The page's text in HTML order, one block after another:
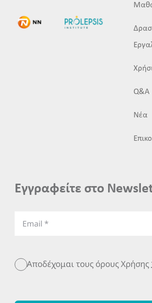
Q&A
Νέα
Εγγραφείτε στο
Αποδέχομαι τους όρους Χρήσης